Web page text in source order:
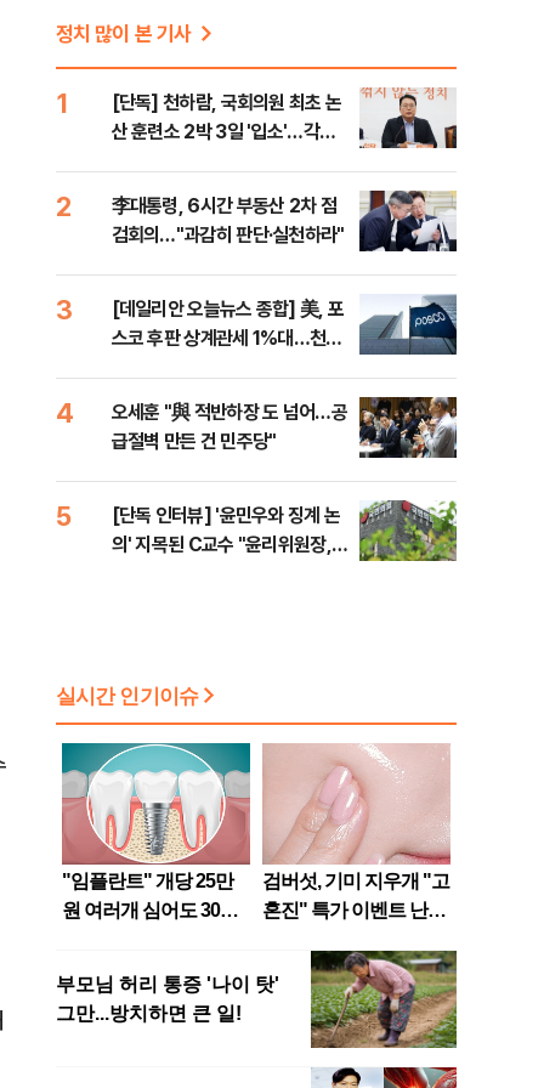
정치 많이 본 기사
1
[단독] 천하람, 국회의원 최초 논
산 훈련소 2박 3일 '입소'…각개
2
李대통령, 6시간 부동산 2차 점
검회의…"과감히 판단·실천하라"
3
[데일리안 오늘뉴스 종합] 美, 포
스코 후판 상계관세 1%대…천하
4
오세훈 "與 적반하장 도 넘어…공
급절벽 만든 건 민주당"
5
[단독 인터뷰] '윤민우와 징계 논
의' 지목된 C교수 "윤리위원장,